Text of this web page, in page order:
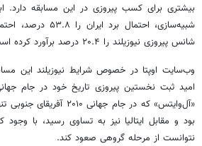
شانس پیروزی نیوزیلند را ۲۰.۴ درصد برآورد کرده است.
وب‌سایت اوپتا در خصوص شرایط نیوزیلند این
امید ثبت نخستین پیروزی تاریخ خود در جام
«آل‌وایتس» که در جام جهانی
بود و مقابل ایتالیا نیز به تساوی رسید، با
نتوانست از مرحله گروهی صعود کند.